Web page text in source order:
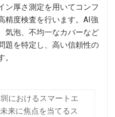
ン厚さ測定を用いてコンフ
精度検査を行います。AI強
気泡、不均一なカバーなど
題を特定し、高い信頼性の
におけるスマートエ
来に焦点を当てるス